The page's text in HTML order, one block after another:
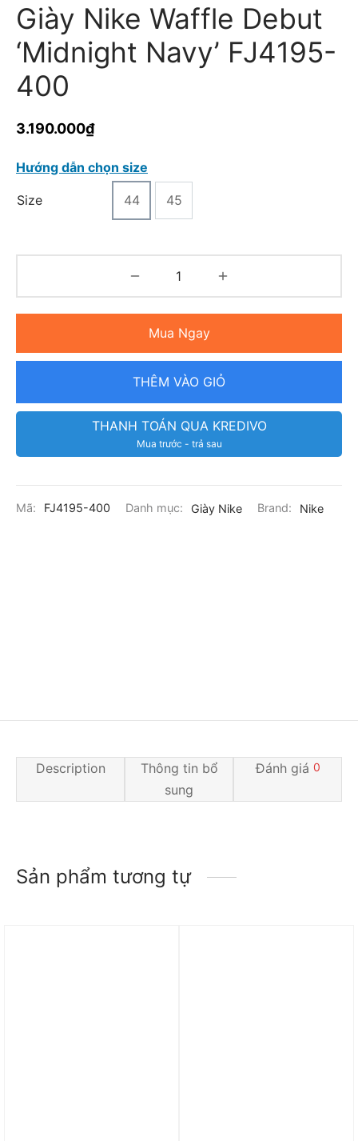
Giày Nike Waffle Debut
‘Midnight Navy’ FJ4195-
400
3.190.000₫
Hướng dẫn chọn size
Size 44 45
Mua Ngay
THÊM VÀO GIỎ
THANH TOÁN QUA KREDIVO
Mua trước - trả sau
Mã: FJ4195-400 Danh mục: Giày Nike Brand: Nike
Description
Thông tin bổ
sung
Đánh giá 0
Sản phẩm tương tự